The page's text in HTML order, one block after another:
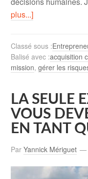
plus...]
Classé sous :
Balisé avec :acquisition
mission,gérer les
LA SEULE
VOUS
EN TANT
ParYannick Mériguet